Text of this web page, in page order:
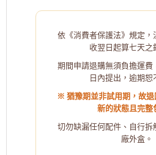
依《消費者保護法》規定，
收翌日起算七天之
期間申請退購無須負擔運費
日內提出，逾期恕
※ 猶豫期並非試用期，故
新的狀態且完整
切勿缺漏任何配件、自行拆
廠外盒。